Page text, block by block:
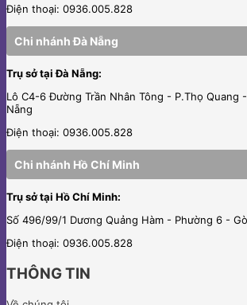
Điện thoại: 0936.005.828
Chi nhánh Đà Nẵng
Trụ sở tại Đà Nẵng:
Lô C4-6 Đường Trần Nhân Tông - P.Thọ Quang
Nẵng
Điện thoại: 0936.005.828
Chi nhánh Hồ Chí Minh
Trụ sở tại Hồ Chí Minh:
Số 496/99/1 Dương Quảng Hàm - Phường 6 -
Điện thoại: 0936.005.828
THÔNG TIN